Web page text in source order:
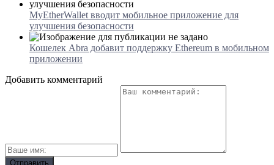
MyEtherWallet вводит мобильное приложение для
улучшения безопасности
Кошелек Abra добавит поддержку Ethereum в мобильном
приложении
Добавить комментарий